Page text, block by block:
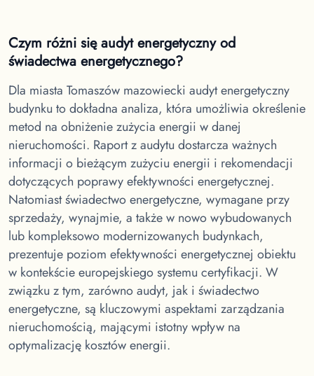
Czym różni się audyt energetyczny od
świadectwa energetycznego?
Dla miasta Tomaszów mazowiecki audyt energetyczny
budynku to dokładna analiza, która umożliwia określenie
metod na obniżenie zużycia energii w danej
nieruchomości. Raport z audytu dostarcza ważnych
informacji o bieżącym zużyciu energii i rekomendacji
dotyczących poprawy efektywności energetycznej.
Natomiast świadectwo energetyczne, wymagane przy
sprzedaży, wynajmie, a także w nowo wybudowanych
lub kompleksowo modernizowanych budynkach,
prezentuje poziom efektywności energetycznej obiektu
w kontekście europejskiego systemu certyfikacji. W
związku z tym, zarówno audyt, jak i świadectwo
energetyczne, są kluczowymi aspektami zarządzania
nieruchomością, mającymi istotny wpływ na
optymalizację kosztów energii.